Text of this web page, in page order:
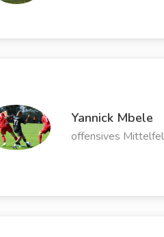
Yannick Mbele
offensives